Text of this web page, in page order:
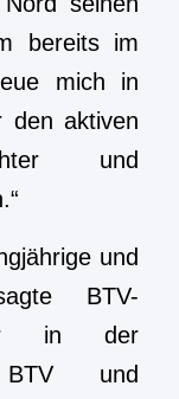
bereits im
mich in
den aktiven
und
und
BTV-
in der
BTV und